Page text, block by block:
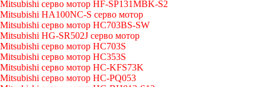
Mitsubishi серво мотор HF-SP131MBK-S2
Mitsubishi HA100NC-S серво мотор
Mitsubishi серво мотор HC703BS-SW
Mitsubishi HG-SR502J серво мотор
Mitsubishi серво мотор HC703S
Mitsubishi серво мотор HC353S
Mitsubishi серво мотор HC-KFS73K
Mitsubishi серво мотор HC-PQ053